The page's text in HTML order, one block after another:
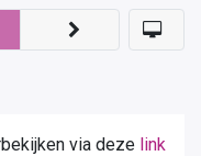
via deze link